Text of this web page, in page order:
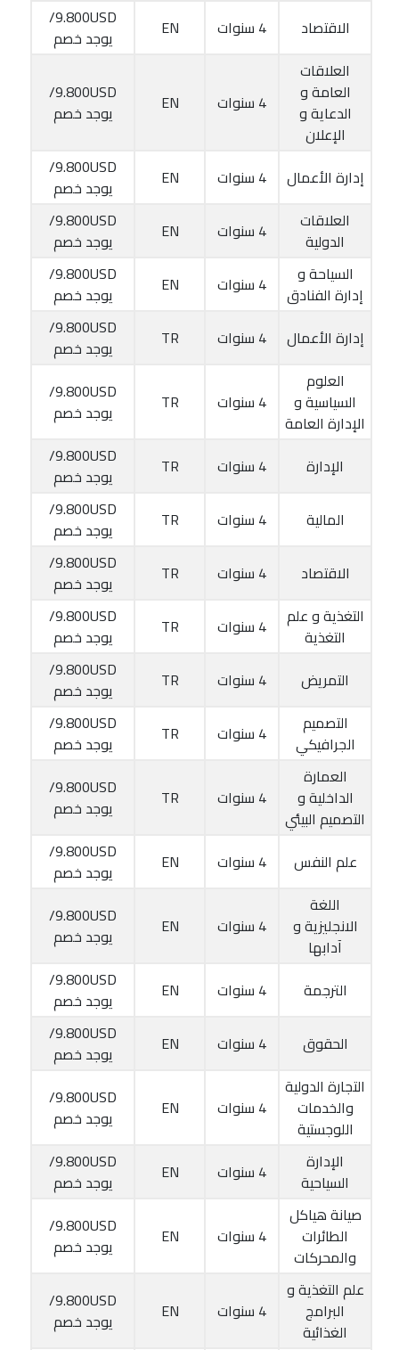
الاقتصاد 4 سنوات EN
9.800USD/
يوجد خصم
العلاقات
العامة و
الدعاية و
الإعلان
4 سنوات EN
9.800USD/
يوجد خصم
إدارة الأعمال 4 سنوات EN
9.800USD/
يوجد خصم
العلاقات
الدولية
4 سنوات EN
9.800USD/
يوجد خصم
السياحة و
إدارة الفنادق
4 سنوات EN
9.800USD/
يوجد خصم
إدارة الأعمال
4 سنوات TR
9.800USD/
يوجد خصم
العلوم
السياسية و
الإدارة العامة
4 سنوات TR
9.800USD/
يوجد خصم
الإدارة
4 سنوات TR
9.800USD/
يوجد خصم
المالية
4 سنوات TR
9.800USD/
يوجد خصم
الاقتصاد
4 سنوات TR
9.800USD/
يوجد خصم
التغذية و علم
التغذية
4 سنوات TR
9.800USD/
يوجد خصم
التمريض
4 سنوات TR
9.800USD/
يوجد خصم
التصميم
الجرافيكي
4 سنوات TR
9.800USD/
يوجد خصم
العمارة
الداخلية و
التصميم البيئي
4 سنوات TR
9.800USD/
يوجد خصم
علم النفس
4 سنوات EN
9.800USD/
يوجد خصم
اللغة
الانجليزية و
آدابها
4 سنوات EN
9.800USD/
يوجد خصم
الترجمة
4 سنوات EN
9.800USD/
يوجد خصم
الحقوق
4 سنوات EN
9.800USD/
يوجد خصم
التجارة الدولية
والخدمات
اللوجستية
4 سنوات EN
9.800USD/
يوجد خصم
الإدارة
السياحية
4 سنوات EN
9.800USD/
يوجد خصم
صيانة هياكل
الطائرات
والمحركات
4 سنوات EN
9.800USD/
يوجد خصم
علم التغذية و
البرامج
الغذائية
4 سنوات EN
9.800USD/
يوجد خصم